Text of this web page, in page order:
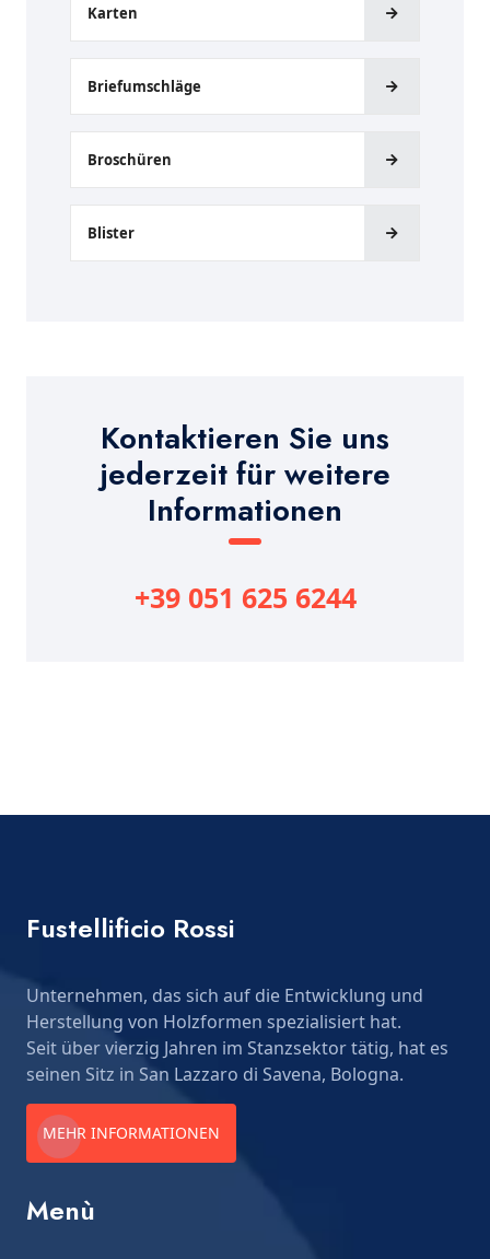
Karten
Briefumschläge
Broschüren
Blister
Kontaktieren Sie uns
jederzeit für weitere
Informationen
+39 051 625 6244
Fustellificio Rossi
Unternehmen, das sich auf die Entwicklung und
Herstellung von Holzformen spezialisiert hat.
Seit über vierzig Jahren im Stanzsektor tätig, hat es
seinen Sitz in San Lazzaro di Savena, Bologna.
MEHR INFORMATIONEN
Menù